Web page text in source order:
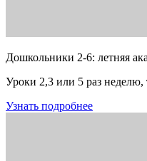
Дошкольники 2-6: летняя
Уроки 2,3 или 5 раз неделю,
Узнать подробнее